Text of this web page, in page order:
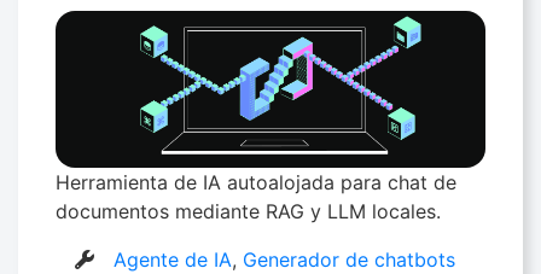
Herramienta de IA autoalojada para chat de
documentos mediante RAG y LLM locales.
Agente de IA, Generador de chatbots